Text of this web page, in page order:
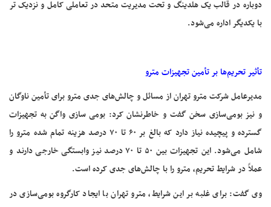
دوباره در قالب یک هلدینگ و تحت مدیریت متحد در تعاملی کامل و نزدیک تر
با یکدیگر اداره می‌شود.
تأثیر تحریم‌ها بر تأمین تجهیزات مترو
مدیرعامل شرکت مترو تهران از مسائل و چالش‌های جدی مترو برای تأمین ناوگان
و نیز بومی‌سازی سخن گفت و خاطرنشان کرد: بومی سازی واگن به تجهیزات
گسترده و پیچیده نیاز دارد که بالغ بر ۶۰ تا ۷۰ درصد هزینه تمام شده مترو را
شامل می‌شود. این تجهیزات بین ۵۰ تا ۷۰ درصد نیز وابستگی خارجی دارند و
عملاً در شرایط تحریم، مترو را با چالش‌های جدی کرده است.
وی گفت: برای غلبه بر این شرایط، مترو تهران با ایجاد کارگروه بومی‌سازی در